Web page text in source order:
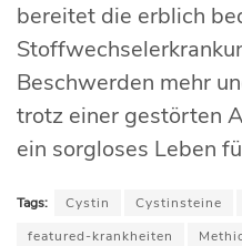
bereitet die erblich
Beschwerden mehr
trotz einer gestörten
ein sorgloses Leben
Tags: Cystin Cystinsteine
featured-krankheiten